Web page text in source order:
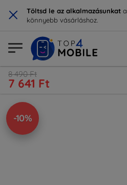
× Töltsd le az alkalmazásunkat a
könnyebb vásárláshoz.
8 490 Ft
7 641 Ft
-10%